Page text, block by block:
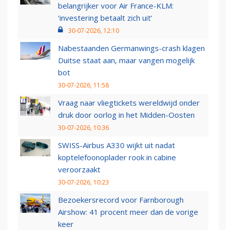
belangrijker voor Air France-KLM:
‘investering betaalt zich uit’
30-07-2026, 12:10
Nabestaanden Germanwings-crash klagen
Duitse staat aan, maar vangen mogelijk
bot
30-07-2026, 11:58
Vraag naar vliegtickets wereldwijd onder
druk door oorlog in het Midden-Oosten
30-07-2026, 10:36
SWISS-Airbus A330 wijkt uit nadat
koptelefoonoplader rook in cabine
veroorzaakt
30-07-2026, 10:23
Bezoekersrecord voor Farnborough
Airshow: 41 procent meer dan de vorige
keer